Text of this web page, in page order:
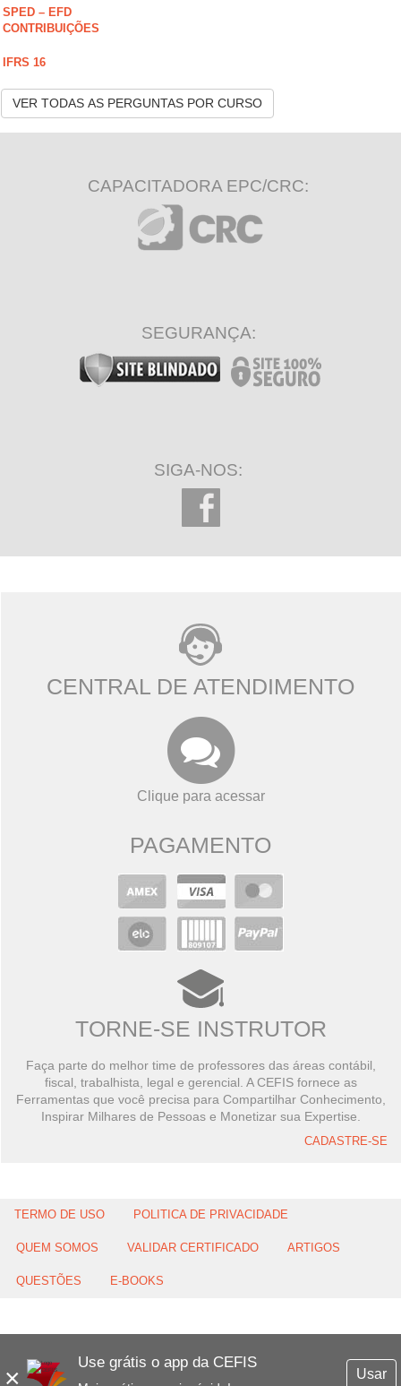
×
Use grátis o app da CEFIS
Usar
SPED – EFD
CONTRIBUIÇÕES
IFRS 16
VER TODAS AS PERGUNTAS POR CURSO
CAPACITADORA EPC/CRC:
SEGURANÇA:
SIGA-NOS:
CENTRAL DE ATENDIMENTO
Clique para acessar
PAGAMENTO
TORNE-SE INSTRUTOR
Faça parte do melhor time de professores das áreas contábil,
fiscal, trabalhista, legal e gerencial. A CEFIS fornece as
Ferramentas que você precisa para Compartilhar Conhecimento,
Inspirar Milhares de Pessoas e Monetizar sua Expertise.
CADASTRE-SE
TERMO DE USO POLITICA DE PRIVACIDADE
QUEM SOMOS VALIDAR CERTIFICADO ARTIGOS
QUESTÕES E-BOOKS